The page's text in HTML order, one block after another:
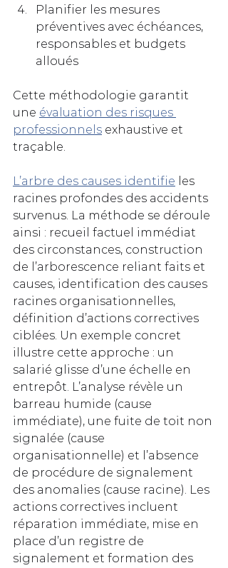
Planifier les mesures
préventives avec échéances,
responsables et budgets
alloués
Cette méthodologie garantit
une évaluation des risques
professionnels exhaustive et
traçable.
L’arbre des causes identifie les
racines profondes des accidents
survenus. La méthode se déroule
ainsi : recueil factuel immédiat
des circonstances, construction
de l’arborescence reliant faits et
causes, identification des causes
racines organisationnelles,
définition d’actions correctives
ciblées. Un exemple concret
illustre cette approche : un
salarié glisse d’une échelle en
entrepôt. L’analyse révèle un
barreau humide (cause
immédiate), une fuite de toit non
signalée (cause
organisationnelle) et l’absence
de procédure de signalement
des anomalies (cause racine). Les
actions correctives incluent
réparation immédiate, mise en
place d’un registre de
signalement et formation des